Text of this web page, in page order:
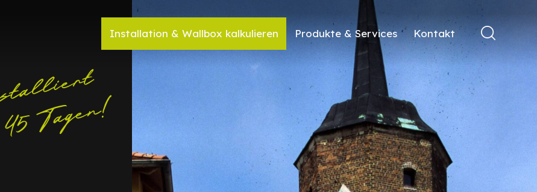
Installation & Wallbox kalkulieren Produkte & Services Kontakt